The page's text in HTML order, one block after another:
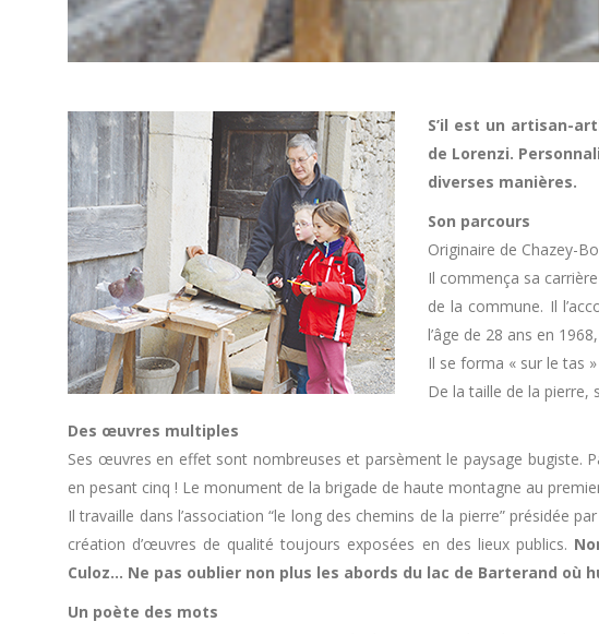
S’il est un artisan-
de Lorenzi.
diverses manières.
Son parcours
Originaire de Chazey-
Il commença sa
de la commune. Il
l’âge de 28 ans en
Il se forma « sur le tas
De la taille de la pierre,
Des œuvres multiples
Ses œuvres en effet sont nombreuses et parsèment le paysage bugiste.
en pesant cinq ! Le monument de la brigade de haute montagne au
Il travaille dans l’association “le long des chemins de la pierre” présidée
création d’œuvres de qualité toujours exposées en des lieux publics.
Culoz… Ne pas oublier non plus les abords du lac de Barterand
Un poète des mots